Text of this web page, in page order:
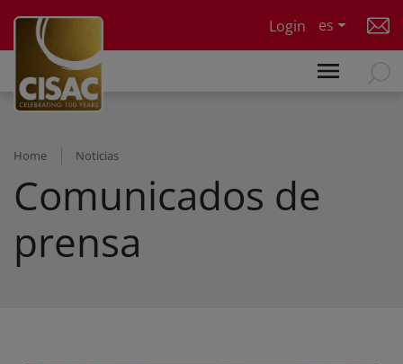
Login
es
Home Noticias
Comunicados de
prensa